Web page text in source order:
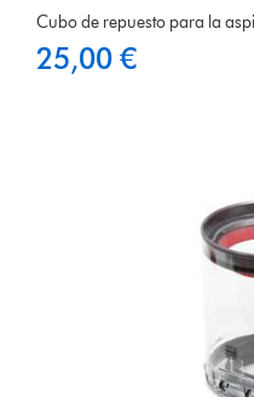
Cubo de repuesto para la
25,00 €